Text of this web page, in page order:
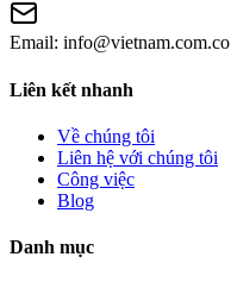
Email: info@vietnam.com.co
Liên kết nhanh
Về chúng tôi
Liên hệ với chúng tôi
Công việc
Blog
Danh mục